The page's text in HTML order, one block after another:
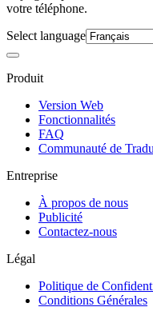
votre téléphone.
Select language
Produit
Version Web
Fonctionnalités
FAQ
Communauté de
Entreprise
À propos de nous
Publicité
Contactez-nous
Légal
Politique de
Conditions Générales